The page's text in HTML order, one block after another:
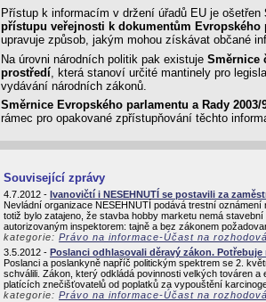
Přístup k informacím v držení úřadů EU je ošetřen
přístupu veřejnosti k dokumentům
upravuje způsob, jakým mohou získávat občané
Na úrovni národních politik pak existuje Směrnice
prostředí , která stanoví určité mantinely pro
vydávání národních zákonů.
Směrnice Evropského parlamentu a Rady
rámec pro opakované zpřístupňování těchto
Související zprávy
4.7.2012 - Ivanovičtí i NESEHNUTÍ se postavili za
Nevládní organizace NESEHNUTÍ podává trestní
totiž bylo zatajeno, že stavba hobby marketu nemá
autorizovaným inspektorem: tajně a bez zákonem
kategorie: Právo na informace-Účast na
3.5.2012 - Poslanci odhlasovali děravý zákon. Potřebuje
Poslanci a poslankyně napříč politickým spektrem se 2.
schválili. Zákon, který odkládá povinnosti velkých továren
platících znečišťovatelů od poplatků za vypouštění
kategorie: Právo na informace-Účast na